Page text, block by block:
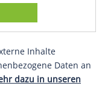
Inhalte
Daten an
dazu in unseren